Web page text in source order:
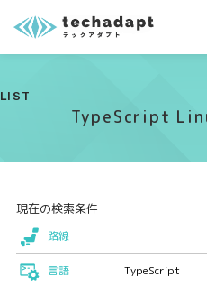
LIST
TypeScript
現在の検索条件
路線
言語 TypeScript